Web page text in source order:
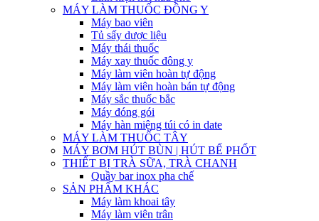
MÁY LÀM THUỐC ĐÔNG Y
Máy bao viên
Tủ sấy dược liệu
Máy thái thuốc
Máy xay thuốc đông y
Máy làm viên hoàn tự động
Máy làm viên hoàn bán tự động
Máy sắc thuốc bắc
Máy đóng gói
Máy hàn miệng túi có in date
MÁY LÀM THUỐC TÂY
MÁY BƠM HÚT BÙN | HÚT BỂ PHỐT
THIẾT BỊ TRÀ SỮA, TRÀ CHANH
Quầy bar inox pha chế
SẢN PHẨM KHÁC
Máy làm khoai tây
Máy làm viên trân